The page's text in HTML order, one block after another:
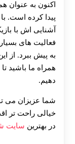
اکنون به
پیدا کرده است.
آشنایی اش با
فعالیت‌ های
به پیش ببرد. از
همراه ما باشید تا
دهیم.
شما عزیزان می
خیالی راحت تر
در بهترین سایت